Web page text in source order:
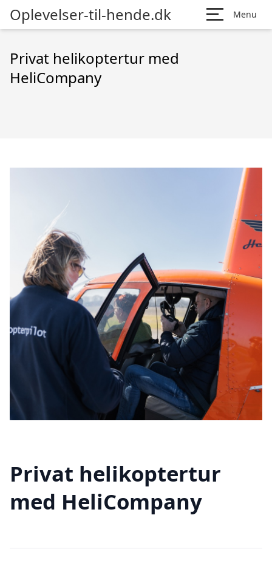
Oplevelser-til-hende.dk Menu
Privat helikoptertur med
HeliCompany
Privat helikoptertur
med HeliCompany